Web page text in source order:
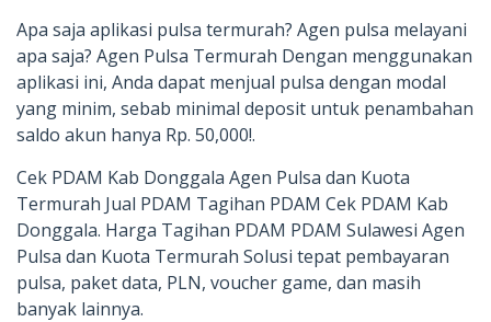
Apa saja aplikasi pulsa termurah? Agen pulsa melayani
apa saja? Agen Pulsa Termurah Dengan menggunakan
aplikasi ini, Anda dapat menjual pulsa dengan modal
yang minim, sebab minimal deposit untuk penambahan
saldo akun hanya Rp. 50,000!.
Cek PDAM Kab Donggala Agen Pulsa dan Kuota
Termurah Jual PDAM Tagihan PDAM Cek PDAM Kab
Donggala. Harga Tagihan PDAM PDAM Sulawesi Agen
Pulsa dan Kuota Termurah Solusi tepat pembayaran
pulsa, paket data, PLN, voucher game, dan masih
banyak lainnya.